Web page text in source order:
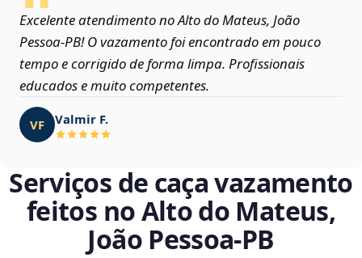
Excelente atendimento no Alto do Mateus, João
Pessoa‑PB! O vazamento foi encontrado em pouco
tempo e corrigido de forma limpa. Profissionais
educados e muito competentes.
VF Valmir F.
Serviços de caça vazamento
feitos no Alto do Mateus,
João Pessoa‑PB